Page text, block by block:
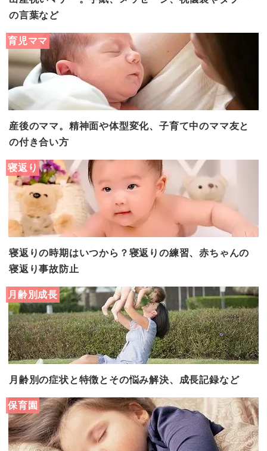
の言葉など
育児ママ
産後のママ。精神面や体型変化、子育て中のママ友と
の付き合い方
寝返り
寝返りの時期はいつから？寝返りの練習、赤ちゃんの
寝返り事故防止
月齢別成長
月齢別の症状と特徴とその悩み解決、成長記録など
保育園